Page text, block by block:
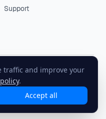
traffic and improve your
.
Accept all
Support
reserved.
· Status